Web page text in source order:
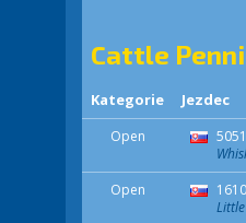
Cattle
Kategorie Jezdec
Open
Open
Little